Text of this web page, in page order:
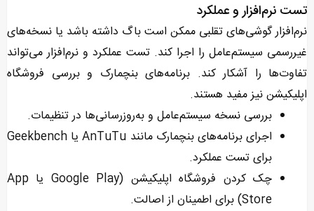
تست نرم‌افزار و عملکرد
نرم‌افزار گوشی‌های تقلبی ممکن است باگ داشته باشد یا نسخه‌های
غیررسمی سیستم‌عامل را اجرا کند. تست عملکرد و نرم‌افزار می‌تواند
تفاوت‌ها را آشکار کند. برنامه‌های بنچمارک و بررسی فروشگاه
اپلیکیشن نیز مفید هستند.
بررسی نسخه سیستم‌عامل و به‌روزرسانی‌ها در تنظیمات.
اجرای برنامه‌های بنچمارک مانند AnTuTu یا Geekbench
برای تست عملکرد.
چک کردن فروشگاه اپلیکیشن (Google Play یا App
Store) برای اطمینان از اصالت.